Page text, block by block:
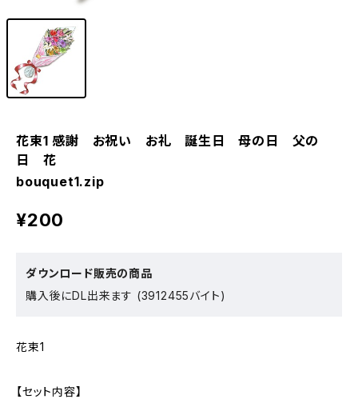
花束1 感謝 お祝い お礼 誕生日 母の日 父の
日 花
bouquet1.zip
¥200
ダウンロード販売の商品
購入後にDL出来ます (3912455バイト)
花束1
【セット内容】